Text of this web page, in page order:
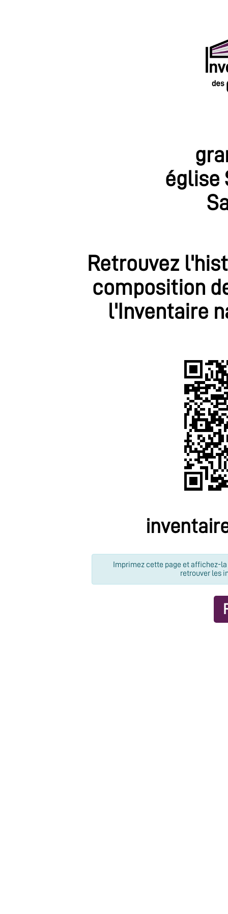
église
Retrouvez
composition
l'Inventaire
Imprimez cette page et affichez-
retrouver les